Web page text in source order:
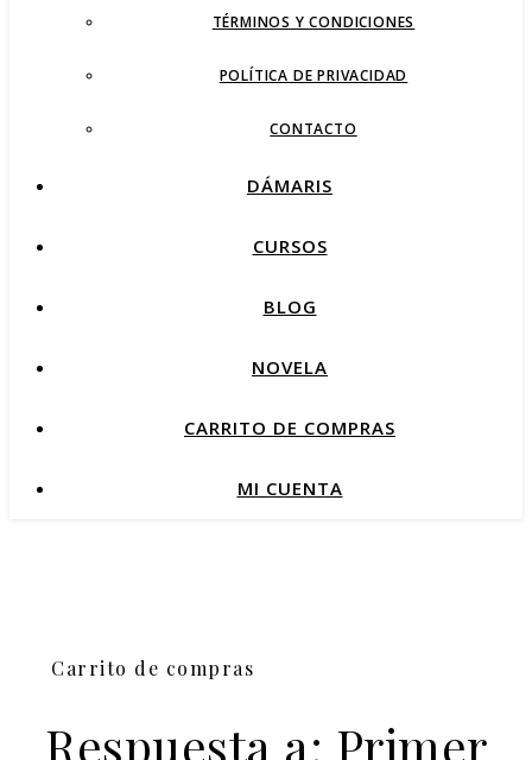
TÉRMINOS Y CONDICIONES
POLÍTICA DE PRIVACIDAD
CONTACTO
DÁMARIS
CURSOS
BLOG
NOVELA
CARRITO DE COMPRAS
MI CUENTA
Carrito de compras
Respuesta a: Primer